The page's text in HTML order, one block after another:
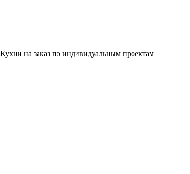
Кухни на заказ по индивидуальным проектам